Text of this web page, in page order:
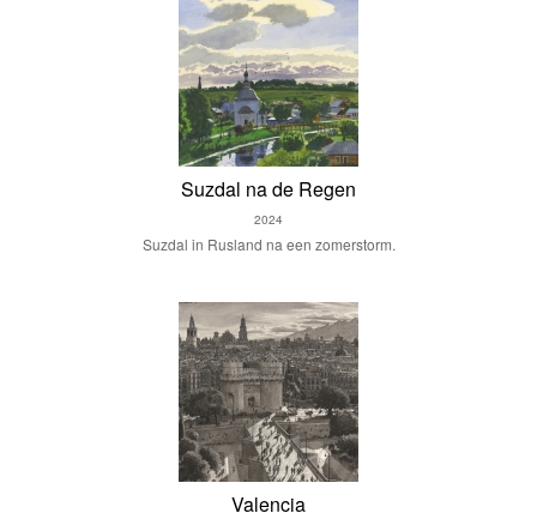
Suzdal na de Regen
2024
Suzdal in Rusland na een zomerstorm.
Valencia